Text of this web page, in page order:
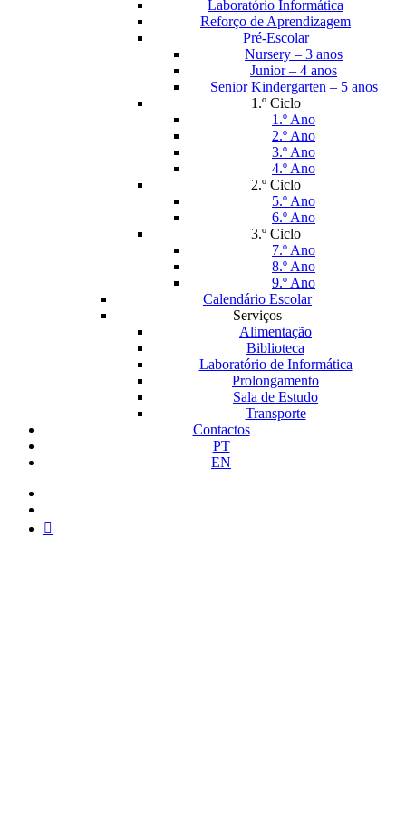
Laboratório Informática
Reforço de Aprendizagem
Pré-Escolar
Nursery – 3 anos
Junior – 4 anos
Senior Kindergarten – 5 anos
1.º Ciclo
1.º Ano
2.º Ano
3.º Ano
4.º Ano
2.º Ciclo
5.º Ano
6.º Ano
3.º Ciclo
7.º Ano
8.º Ano
9.º Ano
Calendário Escolar
Serviços
Alimentação
Biblioteca
Laboratório de Informática
Prolongamento
Sala de Estudo
Transporte
Contactos
PT
EN
medium